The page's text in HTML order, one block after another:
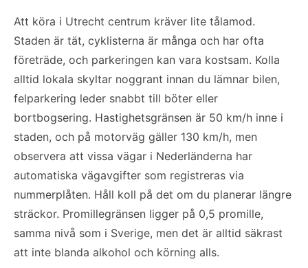
Att köra i Utrecht centrum kräver lite tålamod.
Staden är tät, cyklisterna är många och har ofta
företräde, och parkeringen kan vara kostsam. Kolla
alltid lokala skyltar noggrant innan du lämnar bilen,
felparkering leder snabbt till böter eller
bortbogsering. Hastighetsgränsen är 50 km/h inne i
staden, och på motorväg gäller 130 km/h, men
observera att vissa vägar i Nederländerna har
automatiska vägavgifter som registreras via
nummerplåten. Håll koll på det om du planerar längre
sträckor. Promillegränsen ligger på 0,5 promille,
samma nivå som i Sverige, men det är alltid säkrast
att inte blanda alkohol och körning alls.